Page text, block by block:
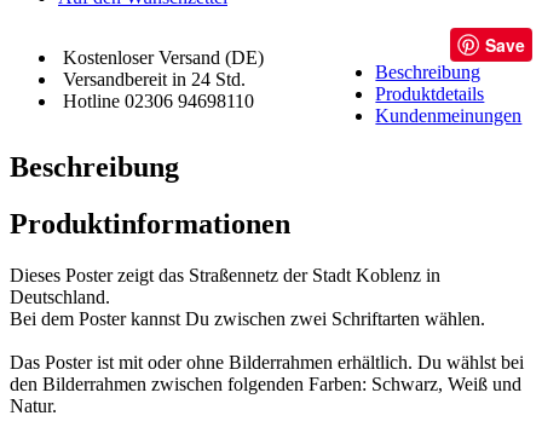
Kostenloser Versand (DE)
Versandbereit in 24 Std.
Hotline 02306 94698110
Save
Beschreibung
Produktdetails
Kundenmeinungen
Beschreibung
Produktinformationen
Dieses Poster zeigt das Straßennetz der Stadt Koblenz in
Deutschland.
Bei dem Poster kannst Du zwischen zwei Schriftarten wählen.
Das Poster ist mit oder ohne Bilderrahmen erhältlich. Du wählst bei
den Bilderrahmen zwischen folgenden Farben: Schwarz, Weiß und
Natur.